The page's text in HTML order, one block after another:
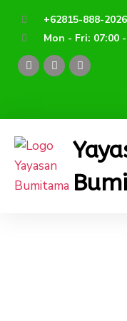
+62815-888-2026
Mon - Fri: 07:00
F
a
c
o
Y
o
u
e
I
n
s
r
m